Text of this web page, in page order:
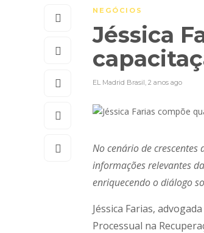
NEGÓCIOS
Jéssica
EL Madrid Brasil, 2 anos ago
No cenário de
informações relevantes
enriquecendo o diálogo
Jéssica Farias,
Processual na